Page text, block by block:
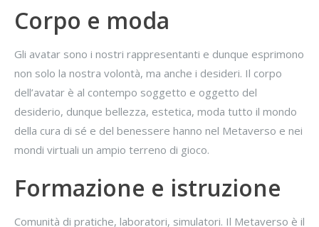
Corpo e moda
Gli avatar sono i nostri rappresentanti e dunque esprimono
non solo la nostra volontà, ma anche i desideri. Il corpo
dell’avatar è al contempo soggetto e oggetto del
desiderio, dunque bellezza, estetica, moda tutto il mondo
della cura di sé e del benessere hanno nel Metaverso e nei
mondi virtuali un ampio terreno di gioco.
Formazione e istruzione
Comunità di pratiche, laboratori, simulatori. Il Metaverso è il